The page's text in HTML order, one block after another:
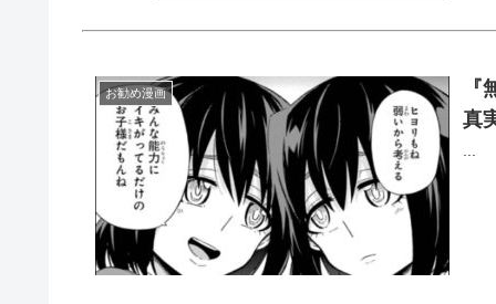
お勧め漫画
真
...